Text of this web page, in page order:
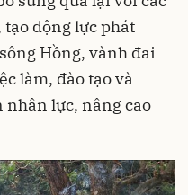
động lực phát
Hồng, vành đai
làm, đào tạo và
nhân lực, nâng cao